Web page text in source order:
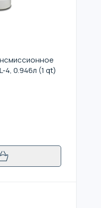
4, 0.946л (1 qt)